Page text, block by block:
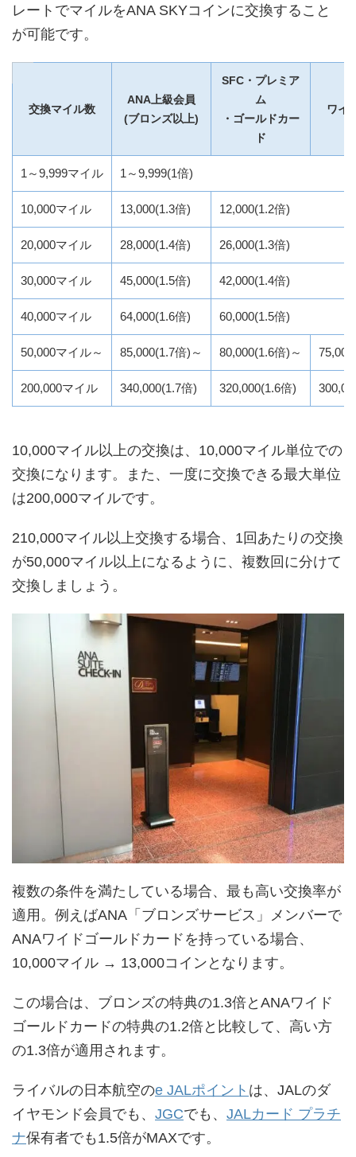
レートでマイルをANA SKYコインに交換すること
が可能です。
交換マイル数
ANA上級会員
(ブロンズ以上)
SFC・プレミア
ム
・ゴールドカー
ド
ワイ
1～9,999マイル 1～9,999(1倍)
10,000マイル 13,000(1.3倍) 12,000(1.2倍)
20,000マイル 28,000(1.4倍) 26,000(1.3倍)
30,000マイル 45,000(1.5倍) 42,000(1.4倍)
40,000マイル 64,000(1.6倍) 60,000(1.5倍)
50,000マイル～ 85,000(1.7倍)～ 80,000(1.6倍)～
200,000マイル 340,000(1.7倍) 320,000(1.6倍)
10,000マイル以上の交換は、10,000マイル単位での
交換になります。また、一度に交換できる最大単位
は200,000マイルです。
210,000マイル以上交換する場合、1回あたりの交換
が50,000マイル以上になるように、複数回に分けて
交換しましょう。
複数の条件を満たしている場合、最も高い交換率が
適用。例えばANA「ブロンズサービス」メンバーで
ANAワイドゴールドカードを持っている場合、
10,000マイル → 13,000コインとなります。
この場合は、ブロンズの特典の1.3倍とANAワイド
ゴールドカードの特典の1.2倍と比較して、高い方
の1.3倍が適用されます。
ライバルの日本航空のe JALポイント は、JALのダ
イヤモンド会員でも、 JGCでも、 JALカード プラチ
ナ保有者でも1.5倍がMAXです。